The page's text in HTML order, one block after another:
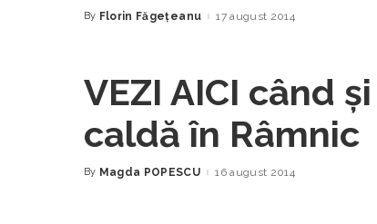
Posted
By Florin Făgeţeanu 17 august 2014
VEZI AICI când
caldă în Râmnic
Posted
By Magda POPESCU 16 august 2014